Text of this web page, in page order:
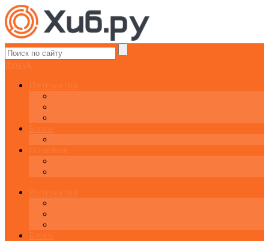
fbtw vk
Интерактив
Блоги
Полезное
Интерактив
Блоги